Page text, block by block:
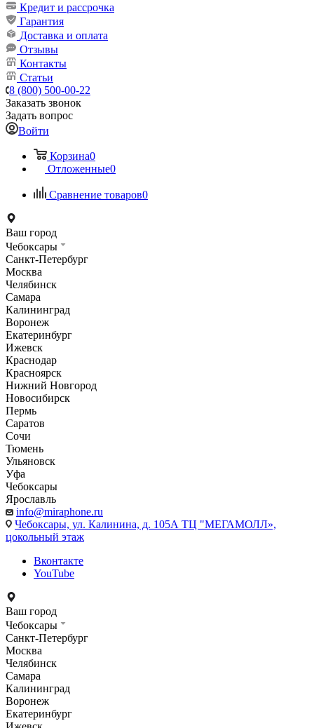
Кредит и рассрочка
Гарантия
Доставка и оплата
Отзывы
Контакты
Статьи
8 (800) 500-00-22
Заказать звонок
Задать вопрос
Войти
Корзина0
Отложенные0
Сравнение товаров0
Ваш город
Чебоксары
Санкт-Петербург
Москва
Челябинск
Самара
Калининград
Воронеж
Екатеринбург
Ижевск
Краснодар
Красноярск
Нижний Новгород
Новосибирск
Пермь
Саратов
Сочи
Тюмень
Ульяновск
Уфа
Чебоксары
Ярославль
info@miraphone.ru
Чебоксары, ул. Калинина, д. 105А ТЦ "МЕГАМОЛЛ»,
цокольный этаж
Вконтакте
YouTube
Ваш город
Чебоксары
Санкт-Петербург
Москва
Челябинск
Самара
Калининград
Воронеж
Екатеринбург